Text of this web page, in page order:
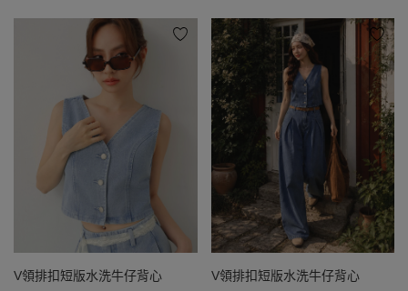
V領排扣短版水洗牛仔背心 V領排扣短版水洗牛仔背心